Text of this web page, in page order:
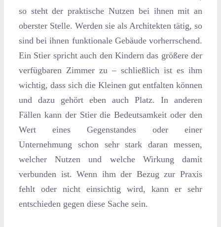
so steht der praktische Nutzen bei ihnen mit an
oberster Stelle. Werden sie als Architekten tätig, so
sind bei ihnen funktionale Gebäude vorherrschend.
Ein Stier spricht auch den Kindern das größere der
verfügbaren Zimmer zu – schließlich ist es ihm
wichtig, dass sich die Kleinen gut entfalten können
und dazu gehört eben auch Platz. In anderen
Fällen kann der Stier die Bedeutsamkeit oder den
Wert eines Gegenstandes oder einer
Unternehmung schon sehr stark daran messen,
welcher Nutzen und welche Wirkung damit
verbunden ist. Wenn ihm der Bezug zur Praxis
fehlt oder nicht einsichtig wird, kann er sehr
entschieden gegen diese Sache sein.